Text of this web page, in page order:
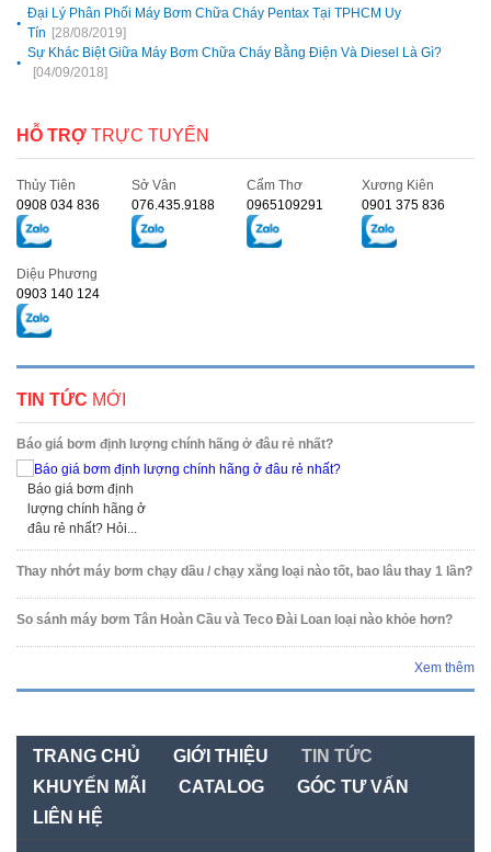
Đại Lý Phân Phối Máy Bơm Chữa Cháy Pentax Tại TPHCM Uy
Tín [28/08/2019]
Sự Khác Biệt Giữa Máy Bơm Chữa Cháy Bằng Điện Và Diesel Là Gì?
[04/09/2018]
HỖ TRỢ TRỰC TUYẾN
Thủy Tiên
0908 034 836
Sở Vân
076.435.9188
Cẩm Thơ
0965109291
Xương Kiên
0901 375 836
Diệu Phương
0903 140 124
TIN TỨC MỚI
Báo giá bơm định lượng chính hãng ở đâu rẻ nhất?
Báo giá bơm định
lượng chính hãng ở
đâu rẻ nhất? Hỏi...
Thay nhớt máy bơm chạy dầu / chạy xăng loại nào tốt, bao lâu thay 1 lần?
So sánh máy bơm Tân Hoàn Cầu và Teco Đài Loan loại nào khỏe hơn?
Xem thêm
TRANG CHỦ GIỚI THIỆU
TIN TỨC
KHUYẾN MÃI
CATALOG
GÓC TƯ VẤN
LIÊN HỆ